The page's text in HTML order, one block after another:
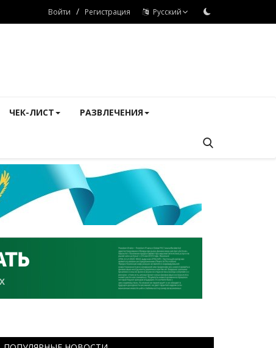
Войти / Регистрация Русский
ЧЕК-ЛИСТ РАЗВЛЕЧЕНИЯ